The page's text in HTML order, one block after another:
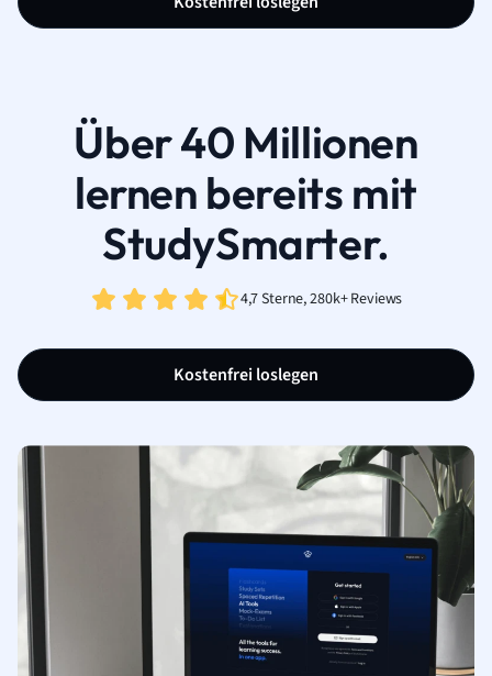
Über 40 Millionen
lernen bereits mit
StudySmarter.
4,7 Sterne, 280k+ Reviews
Kostenfrei loslegen